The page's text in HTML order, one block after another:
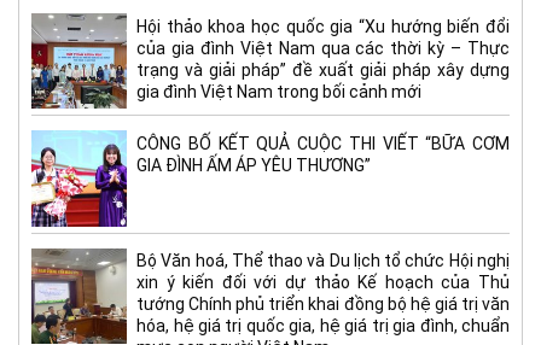
Hội thảo khoa học quốc gia “Xu hướng biến đổi
của gia đình Việt Nam qua các thời kỳ – Thực
trạng và giải pháp” đề xuất giải pháp xây dựng
gia đình Việt Nam trong bối cảnh mới
CÔNG BỐ KẾT QUẢ CUỘC THI VIẾT “BỮA CƠM
GIA ĐÌNH ẤM ÁP YÊU THƯƠNG”
Bộ Văn hoá, Thể thao và Du lịch tổ chức Hội nghị
xin ý kiến đối với dự thảo Kế hoạch của Thủ
tướng Chính phủ triển khai đồng bộ hệ giá trị văn
hóa, hệ giá trị quốc gia, hệ giá trị gia đình, chuẩn